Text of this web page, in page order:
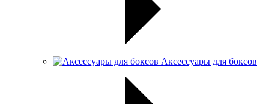
Аксессуары для боксов